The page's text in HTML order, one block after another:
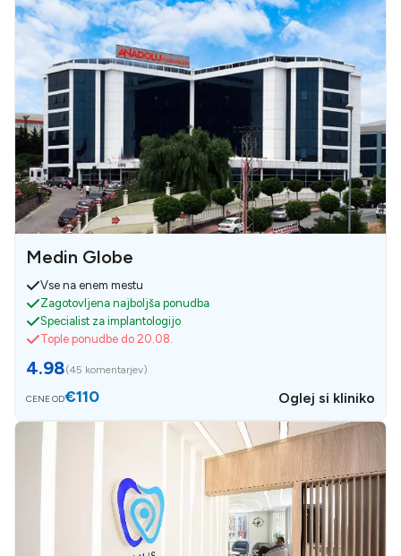
Medin Globe
Vse na enem mestu
Zagotovljena najboljša ponudba
Specialist za implantologijo
Tople ponudbe do 20.08.
4.98(45 komentarjev)
CENE OD€110 Oglej si kliniko